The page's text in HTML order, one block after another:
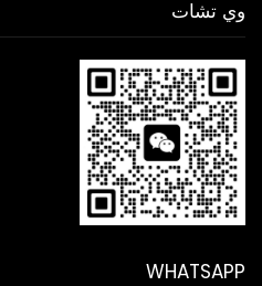
وي تشات
WHATSAPP